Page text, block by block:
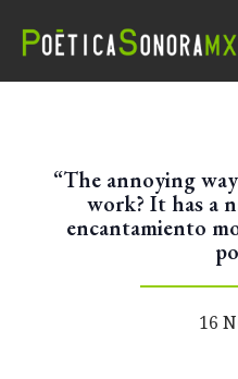
“The annoying
work? It has a
encantamiento
16